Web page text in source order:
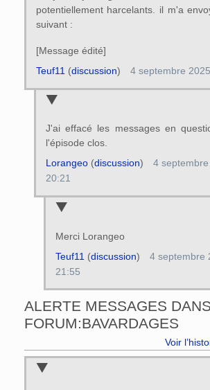
potentiellement harcelants. il m'a
suivant :
[Message édité]
Teuf11 (discussion) 4 septembre
J'ai effacé les messages en
l'épisode clos.
Lorangeo(discussion)
4
20:21
Merci Lorangeo
Teuf11 (discussion)
4 septembre
21:55
ALERTE MESSAGES
FORUM:BAVARDAGES
Voir